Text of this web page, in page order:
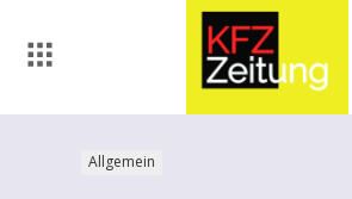
Allgemein